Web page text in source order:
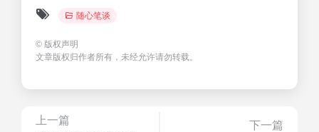
随心笔谈
© 版权声明
文章版权归作者所有，未经允许请勿转载。
上一篇 下一篇